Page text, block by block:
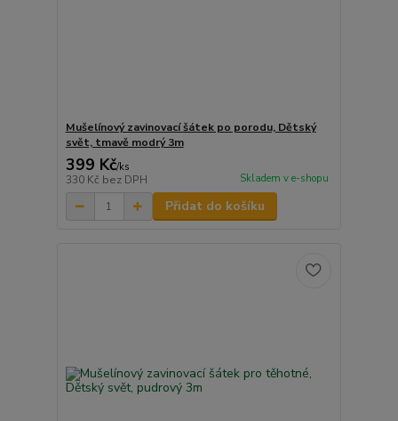
Mušelínový zavinovací šátek po porodu, Dětský
svět, tmavě modrý 3m
399 Kč/ks
330 Kč bez DPH Skladem v e-shopu
Přidat do košíku